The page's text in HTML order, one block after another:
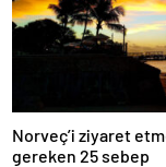
Norveç’i ziyaret
gereken 25 sebep